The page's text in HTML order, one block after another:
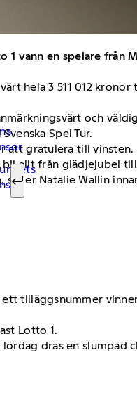
Sök efter:
Sök
vann en spelare från
hela 3 511 012
och
Spel Tur.
att gratulera till vinsten.
allt från glädjejubel
Natalie Wallin
tilläggsnummer
Lotto 1.
dras en slumpad